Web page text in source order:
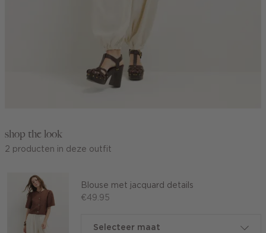
shop the look
2 producten in deze outfit
Blouse met jacquard details
€49.95
Selecteer maat